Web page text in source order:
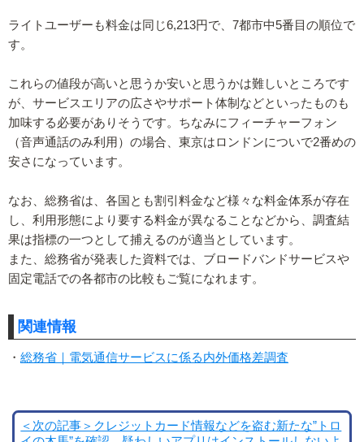
ライトユーザーも料金は同じ6,213円で、7都市中5番目の順位で
す。
これらの値段が高いと思うか安いと思うかは難しいところです
が、サービスエリアの広さやサポート体制などといったものも
加味する必要がありそうです。ちなみにフィーチャーフォン
（音声通話のみ利用）の場合、東京はロンドンについで2番めの
安さになっています。
なお、総務省は、各国とも割引料金など様々な料金体系が存在
し、利用形態により要する料金が異なることなどから、調査結
果は指標の一つとして捕えるのが適当としています。
また、総務省が発表した資料では、ブロードバンドサービスや
固定電話での各都市の比較もご覧になれます。
関連情報
・ 総務省｜電気通信サービスに係る内外価格差調査
＜次の記事＞クレジットカード情報などを盗む新たな”トロ